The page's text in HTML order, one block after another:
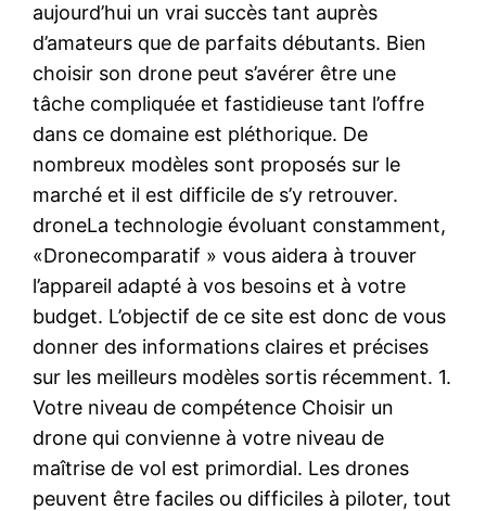
aujourd’hui un vrai succès tant auprès
d’amateurs que de parfaits débutants. Bien
choisir son drone peut s’avérer être une
tâche compliquée et fastidieuse tant l’offre
dans ce domaine est pléthorique. De
nombreux modèles sont proposés sur le
marché et il est difficile de s’y retrouver.
droneLa technologie évoluant constamment,
«Dronecomparatif » vous aidera à trouver
l’appareil adapté à vos besoins et à votre
budget. L’objectif de ce site est donc de vous
donner des informations claires et précises
sur les meilleurs modèles sortis récemment. 1.
Votre niveau de compétence Choisir un
drone qui convienne à votre niveau de
maîtrise de vol est primordial. Les drones
peuvent être faciles ou difficiles à piloter, tout